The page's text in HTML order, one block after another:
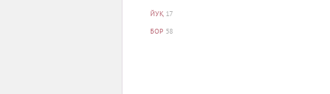
ЙУҚ 17
БОР 58